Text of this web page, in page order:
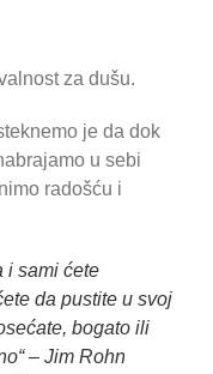
za dušu.
je da dok
u sebi
radošću i
i sami ćete
da pustite u svoj
bogato ili
– Jim Rohn